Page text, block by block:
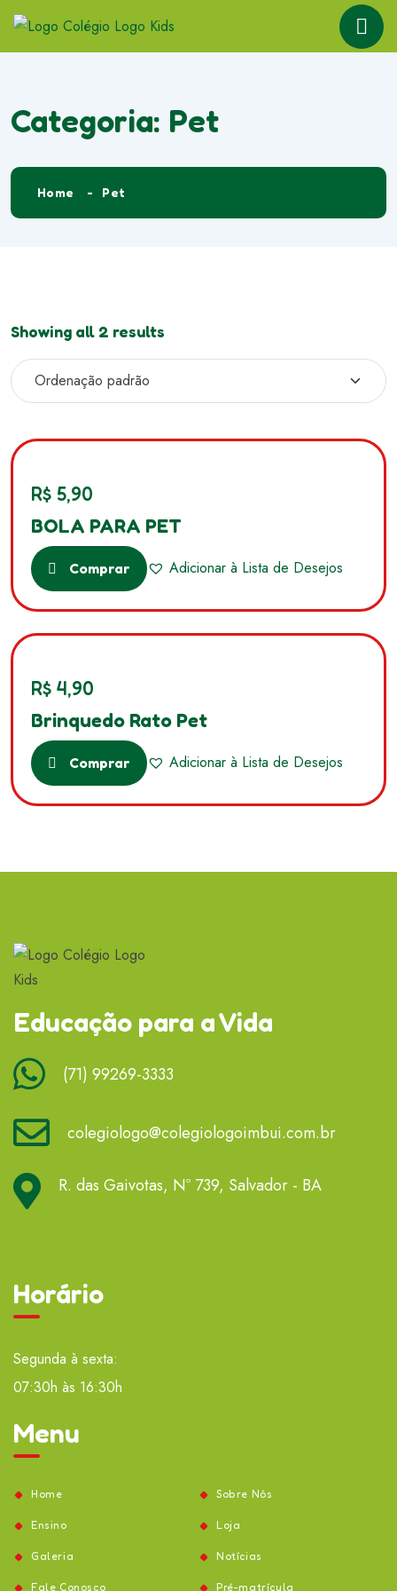
Categoria: Pet
Home Pet
Showing all 2 results
R$ 5,90
BOLA PARA PET
Comprar Adicionar à Lista de Desejos
R$ 4,90
Brinquedo Rato Pet
Comprar Adicionar à Lista de Desejos
Educação para a Vida
(71) 99269-3333
colegiologo@colegiologoimbui.com.br
R. das Gaivotas, Nº 739, Salvador - BA
Horário
Segunda à sexta:
07:30h às 16:30h
Menu
Home Sobre Nós
Ensino Loja
Galeria Notícias
Fale Conosco Pré-matrícula